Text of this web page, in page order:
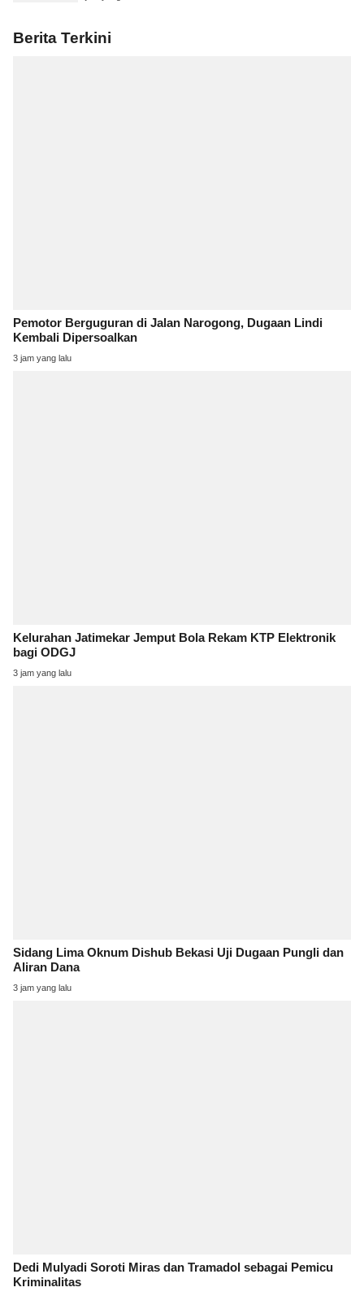
Berita Terkini
Pemotor Berguguran di Jalan Narogong, Dugaan Lindi
Kembali Dipersoalkan
3 jam yang lalu
Kelurahan Jatimekar Jemput Bola Rekam KTP Elektronik
bagi ODGJ
3 jam yang lalu
Sidang Lima Oknum Dishub Bekasi Uji Dugaan Pungli dan
Aliran Dana
3 jam yang lalu
Dedi Mulyadi Soroti Miras dan Tramadol sebagai Pemicu
Kriminalitas